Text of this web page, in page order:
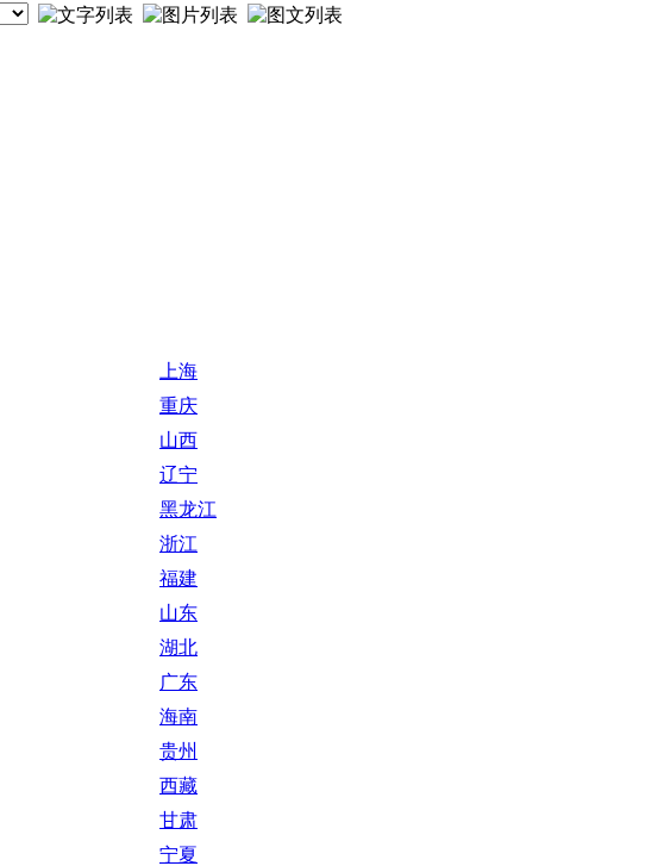
上海
重庆
山西
辽宁
黑龙江
浙江
福建
山东
湖北
广东
海南
贵州
西藏
甘肃
宁夏